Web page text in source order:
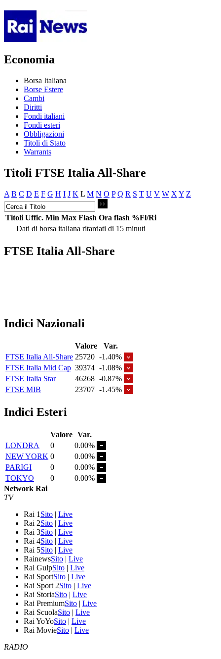
Economia
Borsa Italiana
Borse Estere
Cambi
Diritti
Fondi italiani
Fondi esteri
Obbligazioni
Titoli di Stato
Warrants
Titoli FTSE Italia All-Share
A B C D E F G H I J K L M N O P Q R S T U V W X Y Z
Titoli Uffic. Min Max Flash Ora flash %Fl/Ri
Dati di borsa italiana ritardati di 15 minuti
FTSE Italia All-Share
Indici Nazionali
Valore
Var.
FTSE Italia All-Share 25720 -1.40%
FTSE Italia Mid Cap 39374 -1.08%
FTSE Italia Star
46268 -0.87%
FTSE MIB
23707 -1.45%
Indici Esteri
Valore Var.
LONDRA
0
0.00%
NEW YORK 0
0.00%
PARIGI
0
0.00%
TOKYO
0
0.00%
Network Rai
TV
Rai 1 Sito | Live
Rai 2Sito | Live
Rai 3Sito | Live
Rai 4Sito | Live
Rai 5Sito | Live
RainewsSito | Live
Rai GulpSito | Live
Rai SportSito | Live
Rai Sport 2Sito | Live
Rai StoriaSito | Live
Rai PremiumSito | Live
Rai ScuolaSito | Live
Rai YoYoSito | Live
Rai MovieSito | Live
RADIO